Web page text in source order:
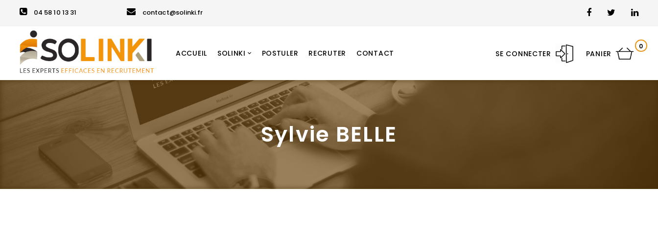
04 58 10 13 31 contact@solinki.fr
SE CONNECTER PANIER
0
ACCUEIL SOLINKI POSTULER RECRUTER CONTACT
Sylvie BELLE